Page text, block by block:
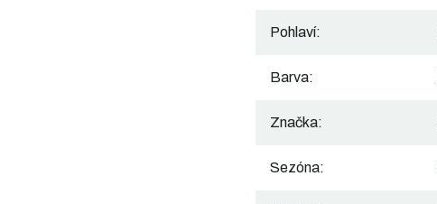
Pohlaví:
Barva:
Značka:
Sezóna: